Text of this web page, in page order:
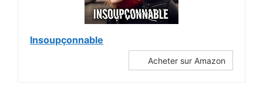
Insoupçonnable
Acheter sur Amazon